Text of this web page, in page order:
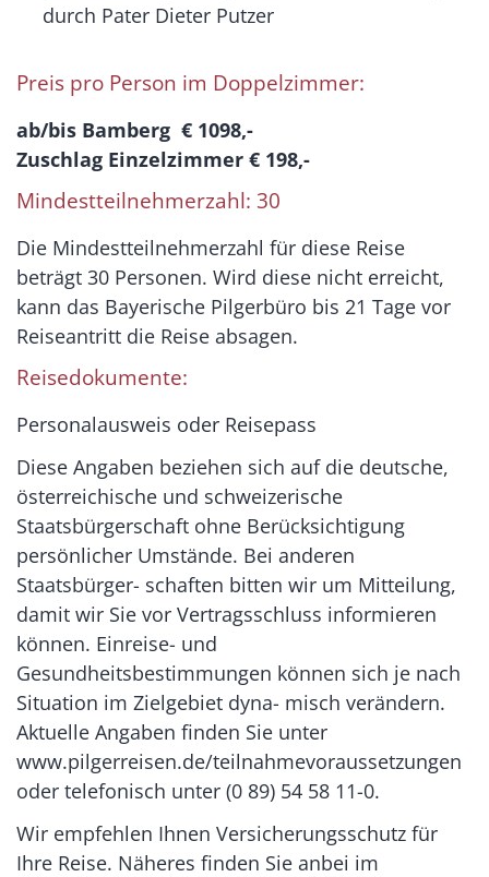
durch Pater Dieter Putzer
Preis pro Person im Doppelzimmer:
ab/bis Bamberg € 1098,-
Zuschlag Einzelzimmer € 198,-
Mindestteilnehmerzahl: 30
Die Mindestteilnehmerzahl für diese Reise
beträgt 30 Personen. Wird diese nicht erreicht,
kann das Bayerische Pilgerbüro bis 21 Tage vor
Reiseantritt die Reise absagen.
Reisedokumente:
Personalausweis oder Reisepass
Diese Angaben beziehen sich auf die deutsche,
österreichische und schweizerische
Staatsbürgerschaft ohne Berücksichtigung
persönlicher Umstände. Bei anderen
Staatsbürger- schaften bitten wir um Mitteilung,
damit wir Sie vor Vertragsschluss informieren
können. Einreise- und
Gesundheitsbestimmungen können sich je nach
Situation im Zielgebiet dyna- misch verändern.
Aktuelle Angaben finden Sie unter
www.pilgerreisen.de/teilnahmevoraussetzungen
oder telefonisch unter (0 89) 54 58 11-0.
Wir empfehlen Ihnen Versicherungsschutz für
Ihre Reise. Näheres finden Sie anbei im